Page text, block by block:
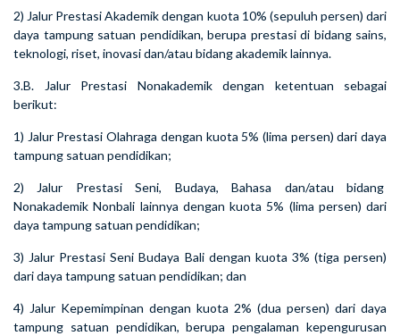
2) Jalur Prestasi Akademik dengan kuota 10% (sepuluh persen) dari
daya tampung satuan pendidikan, berupa prestasi di bidang sains,
teknologi, riset, inovasi dan/atau bidang akademik lainnya.
3.B. Jalur Prestasi Nonakademik dengan ketentuan sebagai
berikut:
1) Jalur Prestasi Olahraga dengan kuota 5% (lima persen) dari daya
tampung satuan pendidikan;
2) Jalur Prestasi Seni, Budaya, Bahasa dan/atau bidang
Nonakademik Nonbali lainnya dengan kuota 5% (lima persen) dari
daya tampung satuan pendidikan;
3) Jalur Prestasi Seni Budaya Bali dengan kuota 3% (tiga persen)
dari daya tampung satuan pendidikan; dan
4) Jalur Kepemimpinan dengan kuota 2% (dua persen) dari daya
tampung satuan pendidikan, berupa pengalaman kepengurusan